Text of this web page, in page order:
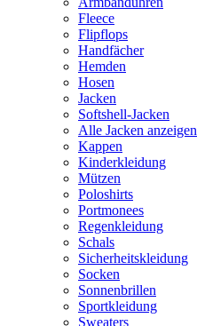
Fleece
Flipflops
Handfächer
Hemden
Hosen
Jacken
Softshell-Jacken
Alle Jacken anzeigen
Kappen
Kinderkleidung
Mützen
Poloshirts
Portmonees
Regenkleidung
Schals
Sicherheitskleidung
Socken
Sonnenbrillen
Sportkleidung
Sweaters